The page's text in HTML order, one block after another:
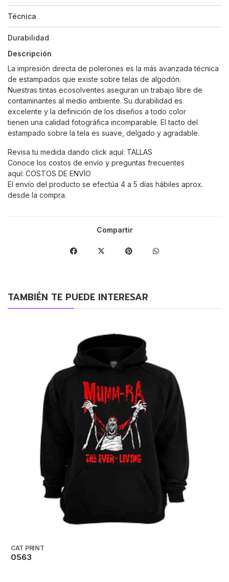
Técnica
Durabilidad
Descripción
La impresión directa de polerones es la más avanzada técnica
de estampados que existe sobre telas de algodón.
Nuestras tintas ecosolventes aseguran un trabajo libre de
contaminantes al medio ambiente. Su durabilidad es
excelente y la definición de los diseños a todo color
tienen una calidad fotográfica incomparable. El tacto del
estampado sobre la tela es suave, delgado y agradable.
Revisa tu medida dando click aquí: TALLAS
Conoce los costos de envío y preguntas frecuentes
aquí: COSTOS DE ENVÍO
El envío del producto se efectúa 4 a 5 días hábiles aprox.
desde la compra.
Compartir
TAMBIÉN TE PUEDE INTERESAR
CAT PRINT
0563